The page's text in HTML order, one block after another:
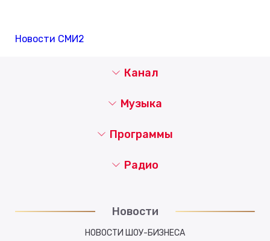
Новости СМИ2
Канал
Музыка
Новости
НОВОСТИ ШОУ-БИЗНЕСА
Программы
Радио